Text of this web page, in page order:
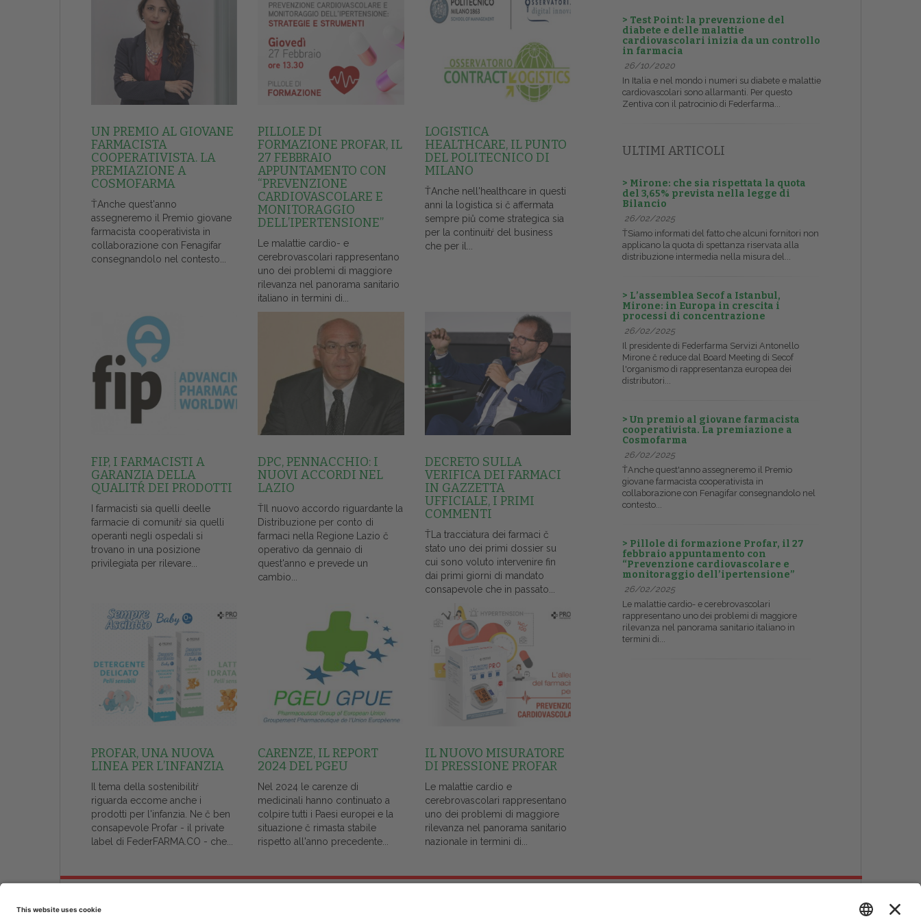
UN PREMIO AL GIOVANE
FARMACISTA
COOPERATIVISTA. LA
PREMIAZIONE A
COSMOFARMA
ŤAnche quest'anno
assegneremo il Premio giovane
farmacista cooperativista in
collaborazione con Fenagifar
consegnandolo nel contesto...
PILLOLE DI
FORMAZIONE PROFAR, IL
27 FEBBRAIO
APPUNTAMENTO CON
“PREVENZIONE
CARDIOVASCOLARE E
MONITORAGGIO
DELL’IPERTENSIONE”
Le malattie cardio- e
cerebrovascolari rappresentano
uno dei problemi di maggiore
rilevanza nel panorama sanitario
italiano in termini di...
LOGISTICA
HEALTHCARE, IL PUNTO
DEL POLITECNICO DI
MILANO
ŤAnche nell'healthcare in questi
anni la logistica si č affermata
sempre piů come strategica sia
per la continuitŕ del business
che per il...
FIP, I FARMACISTI A
GARANZIA DELLA
QUALITŔ DEI PRODOTTI
I farmacisti sia quelli deelle
farmacie di comunitŕ sia quelli
operanti negli ospedali si
trovano in una posizione
privilegiata per rilevare...
DPC, PENNACCHIO: I
NUOVI ACCORDI NEL
LAZIO
ŤIl nuovo accordo riguardante la
Distribuzione per conto di
farmaci nella Regione Lazio č
operativo da gennaio di
quest'anno e prevede un
cambio...
DECRETO SULLA
VERIFICA DEI FARMACI
IN GAZZETTA
UFFICIALE, I PRIMI
COMMENTI
ŤLa tracciatura dei farmaci č
stato uno dei primi dossier su
cui sono voluto intervenire fin
dai primi giorni di mandato
consapevole che in passato...
PROFAR, UNA NUOVA
LINEA PER L’INFANZIA
Il tema della sostenibilitŕ
riguarda eccome anche i
prodotti per l'infanzia. Ne č ben
consapevole Profar - il private
label di FederFARMA.CO - che...
CARENZE, IL REPORT
2024 DEL PGEU
Nel 2024 le carenze di
medicinali hanno continuato a
colpire tutti i Paesi europei e la
situazione č rimasta stabile
rispetto all'anno precedente...
IL NUOVO MISURATORE
DI PRESSIONE PROFAR
Le malattie cardio e
cerebrovascolari rappresentano
uno dei problemi di maggiore
rilevanza nel panorama sanitario
nazionale in termini di...
> Test Point: la prevenzione del
diabete e delle malattie
cardiovascolari inizia da un controllo
in farmacia
26/10/2020
In Italia e nel mondo i numeri su diabete e malattie
cardiovascolari sono allarmanti. Per questo
Zentiva con il patrocinio di Federfarma...
ULTIMI ARTICOLI
> Mirone: che sia rispettata la quota
del 3,65% prevista nella legge di
Bilancio
26/02/2025
ŤSiamo informati del fatto che alcuni fornitori non
applicano la quota di spettanza riservata alla
distribuzione intermedia nella misura del...
> L’assemblea Secof a Istanbul,
Mirone: in Europa in crescita i
processi di concentrazione
26/02/2025
Il presidente di Federfarma Servizi Antonello
Mirone č reduce dal Board Meeting di Secof
l'organismo di rappresentanza europea dei
distributori...
> Un premio al giovane farmacista
cooperativista. La premiazione a
Cosmofarma
26/02/2025
ŤAnche quest'anno assegneremo il Premio
giovane farmacista cooperativista in
collaborazione con Fenagifar consegnandolo nel
contesto...
> Pillole di formazione Profar, il 27
febbraio appuntamento con
“Prevenzione cardiovascolare e
monitoraggio dell’ipertensione”
26/02/2025
Le malattie cardio- e cerebrovascolari
rappresentano uno dei problemi di maggiore
rilevanza nel panorama sanitario italiano in
termini di...